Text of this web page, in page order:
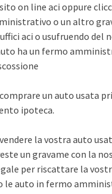
on line aci oppure
o un altro
aci o usufruendo del
ha un fermo
un auto usata
ipoteca.
la vostra auto
un gravame con la
per riscattare la
le auto in fermo